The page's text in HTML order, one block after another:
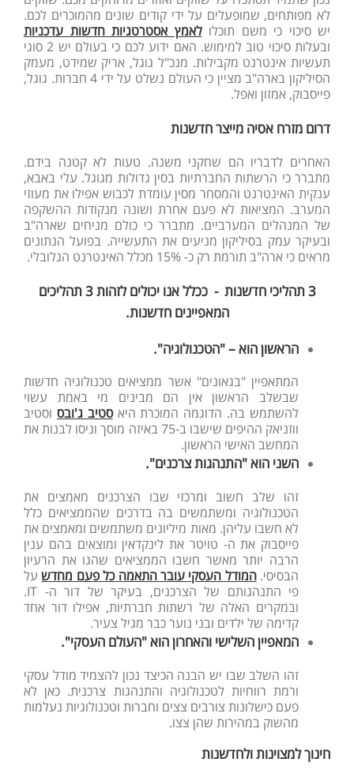
לא מפותחים, שמופעלים על ידי קודים שונים מהמוכרים לכם.
יש סיכוי כי משם תוכלו לאמץ אסטרטגיות חדשות עדכניות
ובעלות סיכוי טוב למימוש. האם ידוע לכם כי בעולם יש 2 סוגי
תעשיות אינטרנט מקבילות. מנכ"ל גוגל, אריק שמידט, מעמק
הסיליקון בארה"ב מציין כי העולם נשלט על ידי 4 חברות. גוגל,
פייסבוק, אמזון ואפל.
דרום מזרח אסיה מייצר חדשנות
האחרים לדבריו הם שחקני משנה. טעות לא קטנה בידם.
מתברר כי הרשתות החברתיות בסין גדולות מגוגל. עלי באבא,
ענקית האינטרנט והמסחר מסין עומדת לכבוש אפילו את מעוזי
המערב. המציאות לא פעם אחרת ושונה מנקודות ההשקפה
של המנהלים המערביים. מתברר כי כולם מניחים שארה"ב
ובעיקר עמק בסיליקון מניעים את התעשייה. בפועל הנתונים
מראים כי ארה"ב תורמת רק כ- 15% מכלל האינטרנט הגלובלי.
3 תהליכי חדשנות -
ככלל אנו יכולים לזהות 3 תהליכים
המאפיינים חדשנות.
הראשון הוא – "הטכנולוגיה".
המתאפיין "בגאונים" אשר ממציאים טכנולוגיה חדשות
שבשלב הראשון אין הם מבינים מי באמת עשוי
להשתמש בה. הדוגמה המוכרת היאסטיב ג'ובס וסטיב
ווזניאק ההיפים שישבו ב-75 באיזה מוסך וניסו לבנות את
המחשב האישי הראשון.
השני הוא "התנהגות צרכנים".
זהו שלב חשוב ומרכזי שבו הצרכנים מאמצים את
הטכנולוגיה ומשתמשים בה בדרכים שהממציאים כלל
לא חשבו עליהן. מאות מיליונים משתמשים ומאמצים את
פייסבוק את ה- טויטר את לינקדאין ומוצאים בהם ענין
הרבה יותר מאשר חשבו הממציאים שהגו את הרעיון
הבסיסי.המודל העסקי עובר התאמה כל פעם מחדשעל
פי התנהגותם של הצרכנים, בעיקר של דור ה- IT.
ובמקרים האלה של רשתות חברתיות, אפילו דור אחד
קדימה של ילדים ובני נוער כבר מגיל צעיר.
המאפיין השלישי והאחרון הוא"העולם העסקי".
זהו השלב שבו יש הבנה הכיצד נכון להצמיד מודל עסקי
ורמת רווחיות לטכנולוגיה והתנהגות צרכנית. כאן לא
פעם כישלונות צורבים צצים וחברות וטכנולוגיות נעלמות
מהשוק במהירות שהן צצו.
חינוך למצוינות ולחדשנות